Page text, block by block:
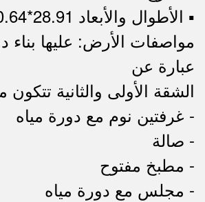
▪︎ الأطوال والأبعاد 28.91*20.64
مواصفات الأرض: عليها
عبارة عن
الشقة الأولى والثانية تتكون
- غرفتين نوم مع دورة مياه
- صالة
- مطبخ مفتوح
- مجلس مع دورة مياه